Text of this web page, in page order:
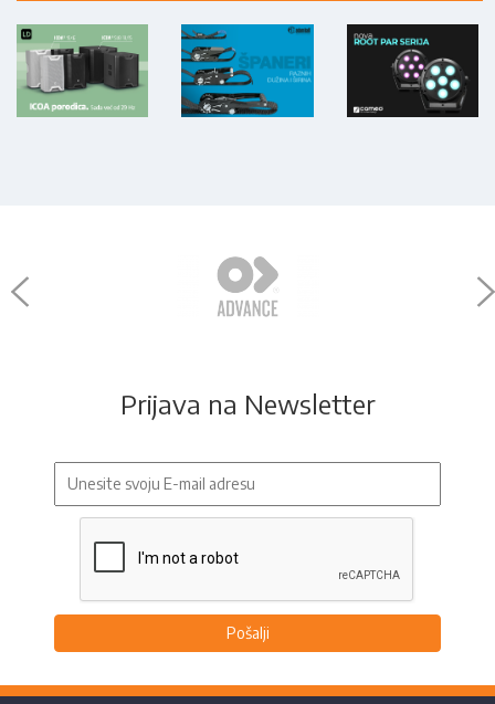
Prijava na Newsletter
Pošalji